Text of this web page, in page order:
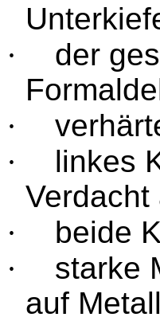
·
der
·
·
linkes
·
beide
·
starke
auf